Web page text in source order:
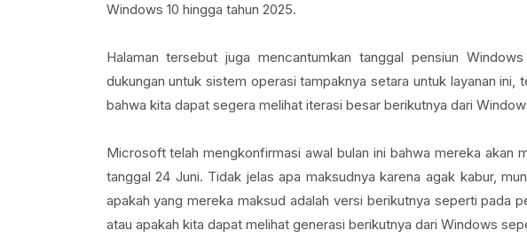
Windows 10 hingga tahun 2025.
Halaman tersebut juga mencantumkan tanggal pensiun
dukungan untuk sistem operasi tampaknya setara untuk layanan ini,
bahwa kita dapat segera melihat iterasi besar berikutnya dari
Microsoft telah mengkonfirmasi awal bulan ini bahwa mereka akan
tanggal 24 Juni. Tidak jelas apa maksudnya karena agak kabur,
apakah yang mereka maksud adalah versi berikutnya seperti pada
atau apakah kita dapat melihat generasi berikutnya dari Windows